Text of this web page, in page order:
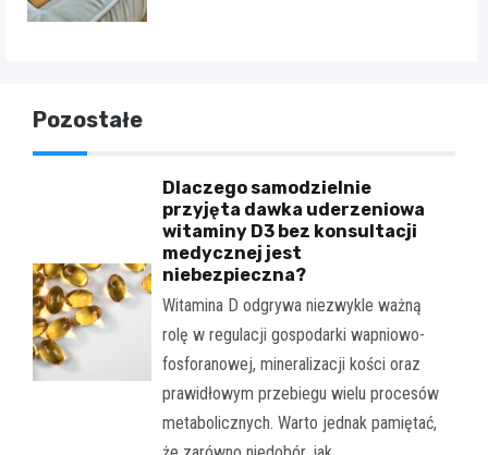
Pozostałe
Dlaczego samodzielnie
przyjęta dawka uderzeniowa
witaminy D3 bez konsultacji
medycznej jest
niebezpieczna?
Witamina D odgrywa niezwykle ważną
rolę w regulacji gospodarki wapniowo-
fosforanowej, mineralizacji kości oraz
prawidłowym przebiegu wielu procesów
metabolicznych. Warto jednak pamiętać,